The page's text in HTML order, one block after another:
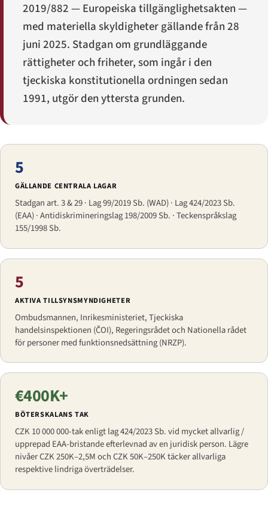
2019/882 — Europeiska tillgänglighetsakten —
med materiella skyldigheter gällande från 28
juni 2025. Stadgan om grundläggande
rättigheter och friheter, som ingår i den
tjeckiska konstitutionella ordningen sedan
1991, utgör den yttersta grunden.
5
GÄLLANDE CENTRALA LAGAR
Stadgan art. 3 & 29 · Lag 99/2019 Sb. (WAD) · Lag 424/2023 Sb.
(EAA) · Antidiskrimineringslag 198/2009 Sb. · Teckenspråkslag
155/1998 Sb.
5
AKTIVA TILLSYNSMYNDIGHETER
Ombudsmannen, Inrikesministeriet, Tjeckiska
handelsinspektionen (ČOI), Regeringsrådet och Nationella rådet
för personer med funktionsnedsättning (NRZP).
€400K+
BÖTERSKALANS TAK
CZK 10 000 000-tak enligt lag 424/2023 Sb. vid mycket allvarlig /
upprepad EAA-bristande efterlevnad av en juridisk person. Lägre
nivåer CZK 250K–2,5M och CZK 50K–250K täcker allvarliga
respektive lindriga överträdelser.